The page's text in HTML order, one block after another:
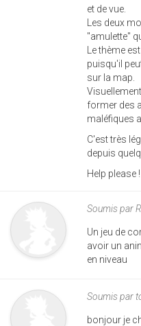
et de vue.
Les deux
"amulette"
Le thème
puisqu'il
sur la map.
former des
maléfiques
C'est très
depuis
Help please !
Soumis par
Un jeu de
avoir un
en niveau
Soumis par
bonjour je